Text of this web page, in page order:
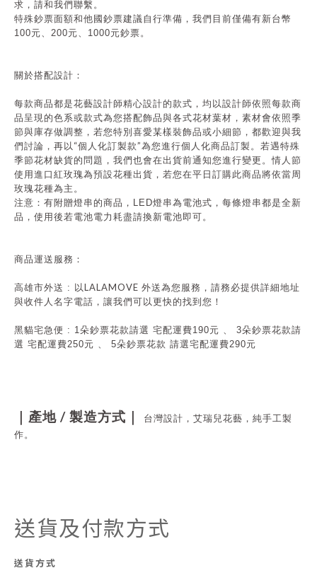
求，請和我們聯繫。
特殊鈔票面額和他國鈔票建議自行準備，我們目前僅備有新台幣
100元、200元、1000元鈔票。
關於搭配設計：
每款商品都是花藝設計師精心設計的款式，均以設計師依照每款商
品呈現的色系或款式為您搭配飾品與各式花材葉材，素材會依照季
節與庫存做調整，若您特別喜愛某樣裝飾品或小細節，都歡迎與我
們討論，再以 “個人化訂製款”為您進行個人化商品訂製。若遇特殊
季節花材缺貨的問題，我們也會在出貨前通知您進行變更。情人節
使用進口紅玫瑰為預設花種出貨，若您在平日訂購此商品將依當周
玫瑰花種為主。
注意：有附贈燈串的商品， LED燈串為電池式，每條燈串都是全新
品，使用後若電池電力耗盡請換新電池即可。
商品運送服務：
高雄市外送 : 以 LALAMOVE 外送為您服務，請務必提供詳細地址
與收件人名字電話，讓我們可以更快的找到您！
黑貓宅急便 : 1朵鈔票花款請選 宅配運費190元 、 3朵鈔票花款請
選 宅配運費250元 、 5朵鈔票花款 請選宅配運費290元
｜產地 / 製造方式｜
台灣設計，艾瑞兒花藝，純手工製
作。
送貨及付款方式
送貨方式